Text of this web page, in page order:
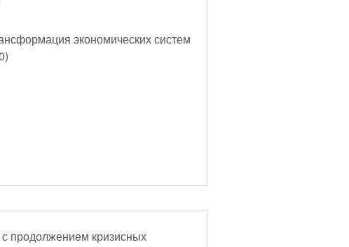
экономических систем
продолжением кризисных